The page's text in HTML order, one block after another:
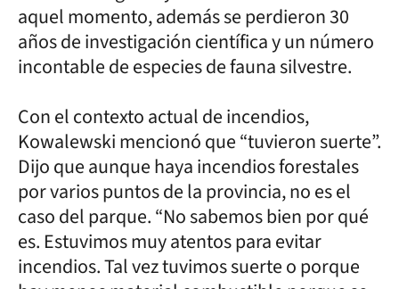
aquel momento, además se perdieron 30
años de investigación científica y un número
incontable de especies de fauna silvestre.
Con el contexto actual de incendios,
Kowalewski mencionó que “tuvieron suerte”.
Dijo que aunque haya incendios forestales
por varios puntos de la provincia, no es el
caso del parque. “No sabemos bien por qué
es. Estuvimos muy atentos para evitar
incendios. Tal vez tuvimos suerte o porque